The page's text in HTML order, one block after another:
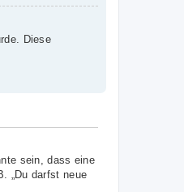
Diese
sein, dass eine
„Du darfst neue